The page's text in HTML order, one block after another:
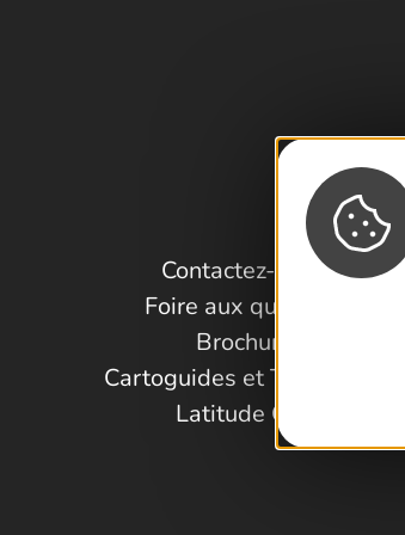
Contactez-nous !
Foire aux questions
Brochures
Cartoguides et Topoguides
Latitude Gard